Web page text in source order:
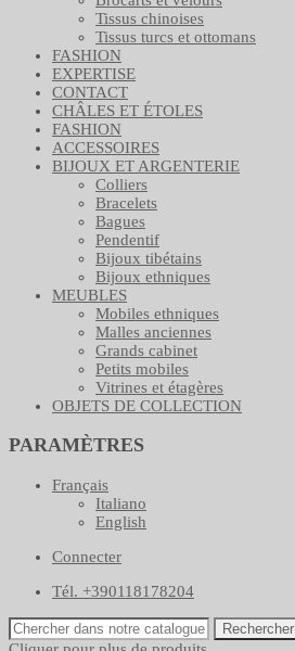
Tissus chinoises
Tissus turcs et ottomans
FASHION
EXPERTISE
CONTACT
CHÂLES ET ÉTOLES
FASHION
ACCESSOIRES
BIJOUX ET ARGENTERIE
Colliers
Bracelets
Bagues
Pendentif
Bijoux tibétains
Bijoux ethniques
MEUBLES
Mobiles ethniques
Malles anciennes
Grands cabinet
Petits mobiles
Vitrines et étagères
OBJETS DE COLLECTION
PARAMÈTRES
Français
Italiano
English
Connecter
Tél. +390118178204
Rechercher